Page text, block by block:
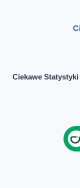
Ciekawe Statystyki